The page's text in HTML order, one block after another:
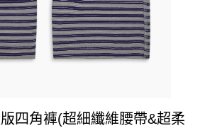
四角褲(超細纖維腰帶&超柔